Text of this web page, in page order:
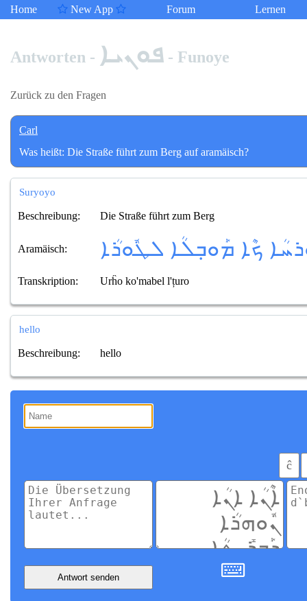
Home New App Forum Lernen
Antworten - ܦܘܢܝܐ - Funoye
Zurück zu den Fragen
Carl
Was heißt: Die Straße führt zum Berg auf aramäisch?
Suryoyo
Beschreibung: Die Straße führt zum Berg
Aramäisch: ܟܶܐ ܡܰܘܒ݂ܠܳܐ ܠܛܽܘܪܳܐ
Transkription: Urĥo ko'mabel l'țuro
hello
Beschreibung: hello
ĉ
Antwort senden